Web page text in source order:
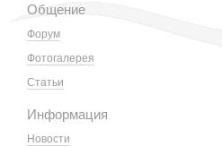
Общение
Форум
Фотогалерея
Статьи
Информация
Новости